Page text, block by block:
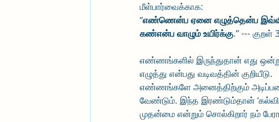
மீள்பார்வைக்காக:
“எண்ணென்ப ஏனை எழுத்தென்ப
கண்என்ப வாழும் உயிர்க்கு.” --- குறள்
எண்ணங்களில் இருந்துதான் எது
எழுத்து என்பது வடிவத்தின் குறியீடு.
எண்ணங்களே அனைத்திற்கும்
வேண்டும். இந்த இரண்டும்தான் ‘கல்வி’
முதன்மை என்றும் சொல்கிறார் நம்